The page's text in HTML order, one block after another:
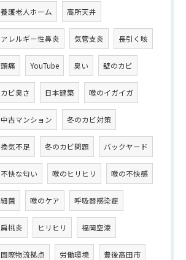
養護老人ホーム 高所天井
アレルギー性鼻炎 気管支炎 長引く咳
頭痛 YouTube 臭い 壁のカビ
カビ臭さ 日本建築 喉のイガイガ
中古マンション 冬のカビ対策
換気不足 冬のカビ問題 バックヤード
不快な匂い 喉のヒリヒリ 喉の不快感
細菌 喉のケア 呼吸器感染症
扁桃炎 ヒリヒリ 福岡空港
国際物流拠点 労働環境 豊後高田市